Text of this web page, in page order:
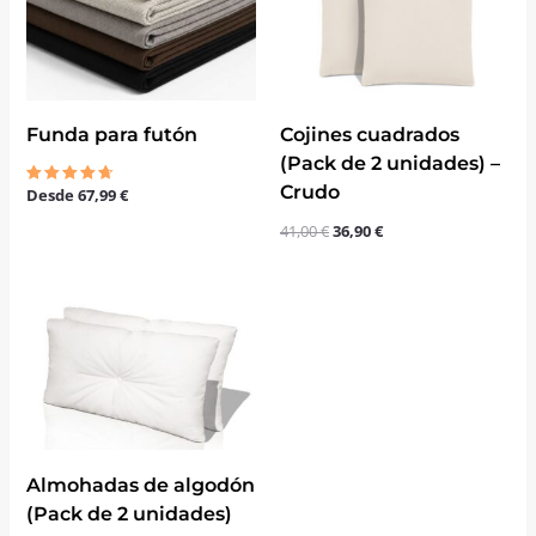
Funda para futón
Valorado
Desde67,99€
Cojines cuadrados
(Pack de 2 unidades) –
Crudo
41,00€36,90€
Almohadas de algodón
(Pack de 2 unidades)
El
precio
60,40 €.
precio